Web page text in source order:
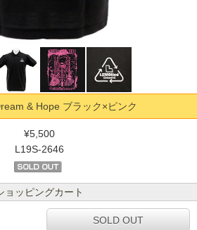
& Hope ブラック×ピンク
¥5,500
L19S-2646
ョッピングカート
SOLD OUT